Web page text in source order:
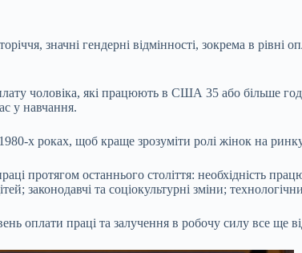
значні гендерні відмінності, зокрема в
чоловіка, які працюють в США 35 або більше
у навчання.
х роках, щоб краще зрозуміти ролі жінок на
протягом останнього століття: необхідність
законодавчі та соціокультурні зміни;
оплати праці та залучення в робочу силу все ще